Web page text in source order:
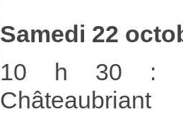
Samedi 22
10 h 30 :
Châteaubriant